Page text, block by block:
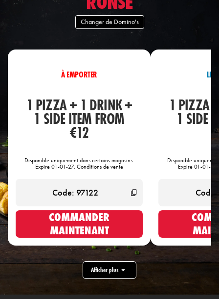
Changer de Domino's
À EMPORTER
1 PIZZA + 1 DRINK +
1 SIDE ITEM FROM
€12
Disponible uniquement dans certains magasins.
Expire 01-01-27. Conditions de vente
COMMANDER
MAINTENANT
1 PIZZA
1 SIDE
Disponible
Expire 01-01-
Afficher plus